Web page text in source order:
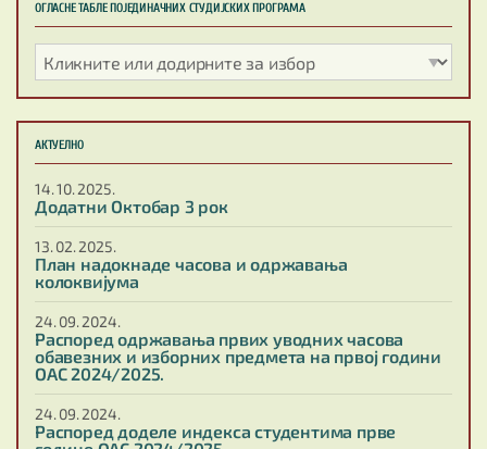
ОГЛАСНЕ ТАБЛЕ ПОЈЕДИНАЧНИХ СТУДИЈСКИХ ПРОГРАМА
АКТУЕЛНО
14. 10. 2025.
Додатни Октобар 3 рок
13. 02. 2025.
План надокнаде часова и одржавања
колоквијума
24. 09. 2024.
Распоред одржавања првих уводних часова
обавезних и изборних предмета на првој години
ОАС 2024/2025.
24. 09. 2024.
Распоред доделе индекса студентима прве